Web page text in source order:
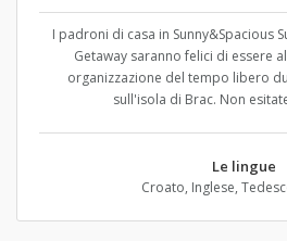
I padroni di casa in Sunny&Spacious
Getaway saranno felici di essere
organizzazione del tempo libero
sull'isola di Brac. Non
Le lingue
Croato, Inglese,